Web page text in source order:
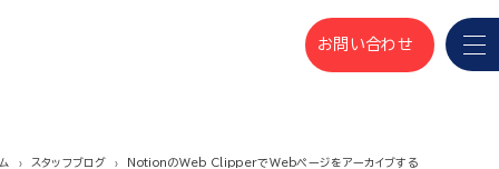
お問い合わせ
スタッフブログ NotionのWeb ClipperでWebページをアーカイブする